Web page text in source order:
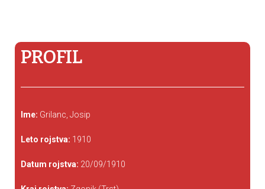
PROFIL
Ime: Grilanc, Josip
Leto rojstva: 1910
Datum rojstva: 20/09/1910